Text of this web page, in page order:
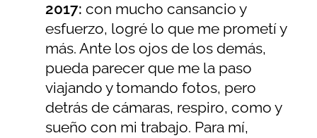
2017: con mucho cansancio y
esfuerzo, logré lo que me prometí y
más. Ante los ojos de los demás,
pueda parecer que me la paso
viajando y tomando fotos, pero
detrás de cámaras, respiro, como y
sueño con mi trabajo. Para mí,